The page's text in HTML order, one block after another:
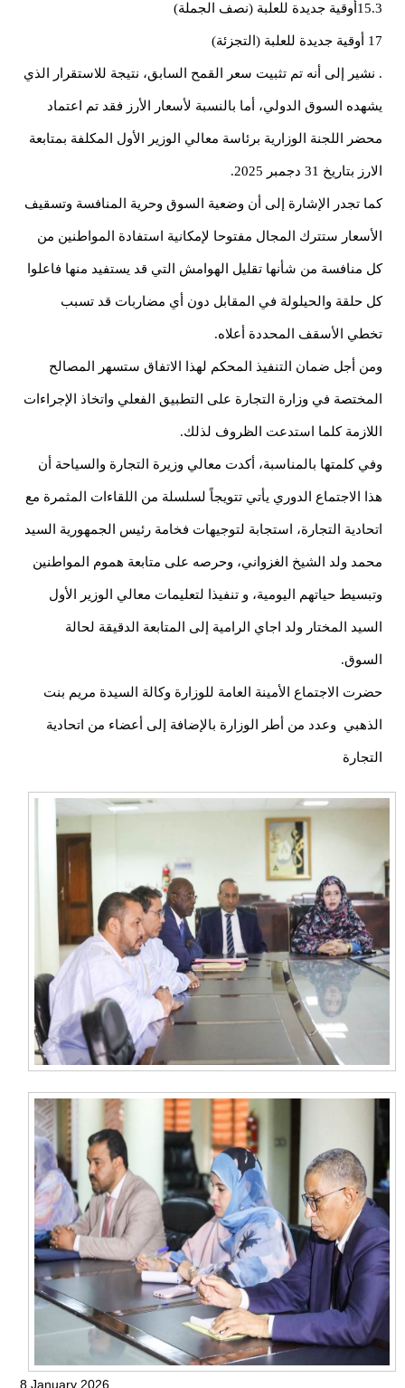
15.3أوقية جديدة للعلبة (نصف الجملة)
17 أوقية جديدة للعلبة (التجزئة)
. نشير إلى أنه تم تثبيت سعر القمح السابق، نتيجة للاستقرار الذي
يشهده السوق الدولي، أما بالنسبة لأسعار الأرز فقد تم اعتماد
محضر اللجنة الوزارية برئاسة معالي الوزير الأول المكلفة بمتابعة
الارز بتاريخ 31 دجمبر 2025.
كما تجدر الإشارة إلى أن وضعية السوق وحرية المنافسة وتسقيف
الأسعار ستترك المجال مفتوحا لإمكانية استفادة المواطنين من
كل منافسة من شأنها تقليل الهوامش التي قد يستفيد منها فاعلوا
كل حلقة والحيلولة في المقابل دون أي مضاربات قد تسبب
تخطي الأسقف المحددة أعلاه.
ومن أجل ضمان التنفيذ المحكم لهذا الاتفاق ستسهر المصالح
المختصة في وزارة التجارة على التطبيق الفعلي واتخاذ الإجراءات
اللازمة كلما استدعت الظروف لذلك.
وفي كلمتها بالمناسبة، أكدت معالي وزيرة التجارة والسياحة أن
هذا الاجتماع الدوري يأتي تتويجاً لسلسلة من اللقاءات المثمرة مع
اتحادية التجارة، استجابة لتوجيهات فخامة رئيس الجمهورية السيد
محمد ولد الشيخ الغزواني، وحرصه على متابعة هموم المواطنين
وتبسيط حياتهم اليومية، و تنفيذا لتعليمات معالي الوزير الأول
السيد المختار ولد اجاي الرامية إلى المتابعة الدقيقة لحالة
السوق.
حضرت الاجتماع الأمينة العامة للوزارة وكالة السيدة مريم بنت
الذهبي وعدد من أطر الوزارة بالإضافة إلى أعضاء من اتحادية
التجارة
8 January 2026